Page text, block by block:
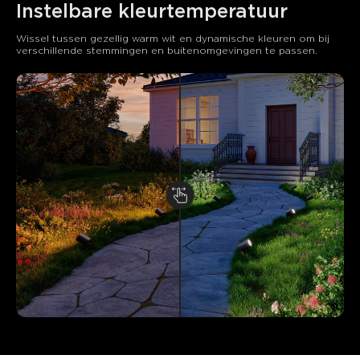
Instelbare kleurtemperatuur
Wissel tussen gezellig warm wit en dynamische kleuren om bij
verschillende stemmingen en buitenomgevingen te passen.